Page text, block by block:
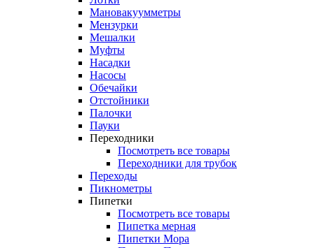
Мановакуумметры
Мензурки
Мешалки
Муфты
Насадки
Насосы
Обечайки
Отстойники
Палочки
Пауки
Переходники
Посмотреть все товары
Переходники для трубок
Переходы
Пикнометры
Пипетки
Посмотреть все товары
Пипетка мерная
Пипетки Мора